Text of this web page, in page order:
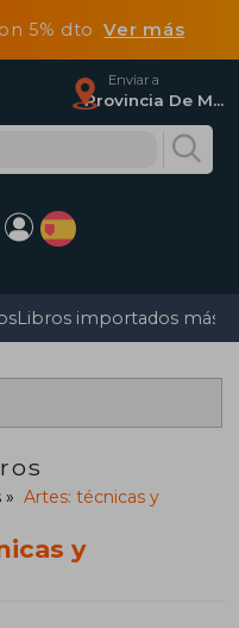
5% dtoVer más
Enviar a
Provincia De Madrid
Libros importados más
Artes: técnicas y
y